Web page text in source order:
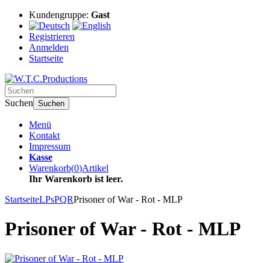
Kundengruppe: Gast
Registrieren
Anmelden
Startseite
Suchen Suchen
Menü
Kontakt
Impressum
Kasse
Warenkorb(0)Artikel
Ihr Warenkorb ist leer.
StartseiteLPsPQRPrisoner of War - Rot - MLP
Prisoner of War - Rot - MLP